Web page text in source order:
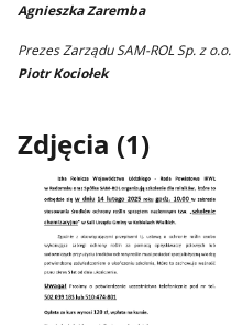
Agnieszka Zaremba
Prezes Zarządu SAM-ROL Sp. z o.o.
Piotr Kociołek
Zdjęcia (1)